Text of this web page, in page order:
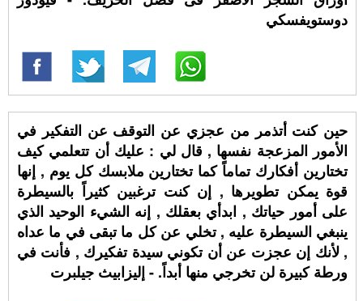
دوستويفسكي
حين كنت أتذمر من عجزي عن التوقف عن التفكير في
الأمور المزعجة نفسها , قال لي : عليك أن تتعلمي كيف
تختارين أفكارك تماماً كما تختارين ملابسك كل يوم , إنها
قوة يمكن تطويرها , إن كنت ترغبين كثيراً بالسيطرة
على أمور حياتك , ابدأي بعقلك , إنه الشيء الوحيد الذي
ينبغي السيطرة عليه , تخلي عن كل ما تبقى في ما عداه
, لأنك إن عجزت عن أن تكوني سيدة تفكيرك , فأنت في
ورطة كبيرة لن تخرجي منها أبداً. - إليزابيث جيلبرت